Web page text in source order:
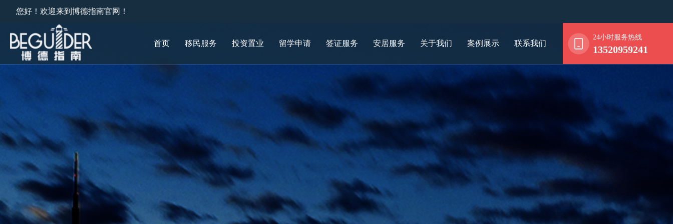
您好！欢迎来到博德指南官网！
首页 移民服务 投资置业 留学申请 签证服务 安居服务 关于我们 案例展示 联系我们
24小时服务热线
13520959241